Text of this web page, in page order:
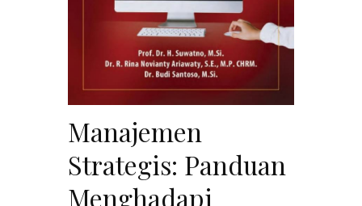
Manajemen
Strategis: Panduan
Menghadapi